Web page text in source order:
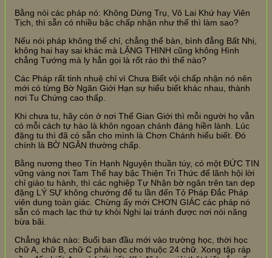
Bằng nói các pháp nó: Không Dừng Trụ, Vô Lai Khứ hay Viên
Tịch, thì sẵn có nhiều bậc chấp nhận như thế thì làm sao?
Nếu nói pháp không thể chỉ, chẳng thể bàn, bình đẳng Bất Nhị,
không hai hay sai khác mà LẶNG THINH cũng không Hình
chẳng Tướng mà ly hẳn gọi là rốt ráo thì thế nào?
Các Pháp rất tinh nhuệ chỉ vì Chưa Biết vội chấp nhận nó nên
mới có từng Bờ Ngăn Giới Hạn sự hiểu biết khác nhau, thành
nơi Tu Chứng cao thấp.
Khi chưa tu, hãy còn ở nơi Thế Gian Giới thì mỗi người họ vẫn
có mỗi cách tự hào là khôn ngoan chánh đáng hiền lành. Lúc
đặng tu thì đã có sẵn cho mình là Chơn Chánh hiểu biết. Đó
chính là BỜ NGĂN thường chấp.
Bằng nương theo Tín Hạnh Nguyện thuần túy, có một ĐỨC TIN
vững vàng nơi Tam Thế hay bậc Thiện Tri Thức để lãnh hội lời
chỉ giáo tu hành, thì các nghiệp Tự Nhận bờ ngăn trên tan dẹp
đặng LÝ SỰ không chướng để tu lần đến Tỏ Pháp Đắc Pháp
viên dung toàn giác. Chừng ấy mới CHƠN GIÁC các pháp nó
sẵn có mạch lạc thứ tự khỏi Nghi lại tránh được nơi nói năng
bừa bãi.
Chẳng khác nào: Buổi ban đầu mới vào trường học, thời học
chữ A, chữ B, chữ C phải học cho thuộc 24 chữ. Xong tập ráp